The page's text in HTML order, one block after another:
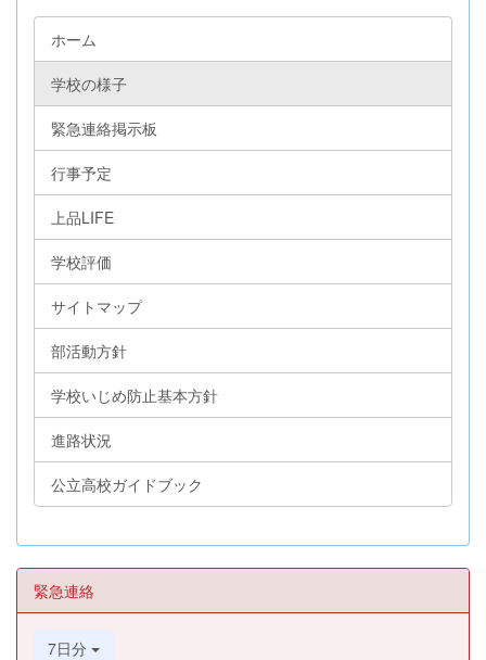
ホーム
学校の様子
緊急連絡掲示板
行事予定
上品LIFE
学校評価
サイトマップ
部活動方針
学校いじめ防止基本方針
進路状況
公立高校ガイドブック
緊急連絡
7日分